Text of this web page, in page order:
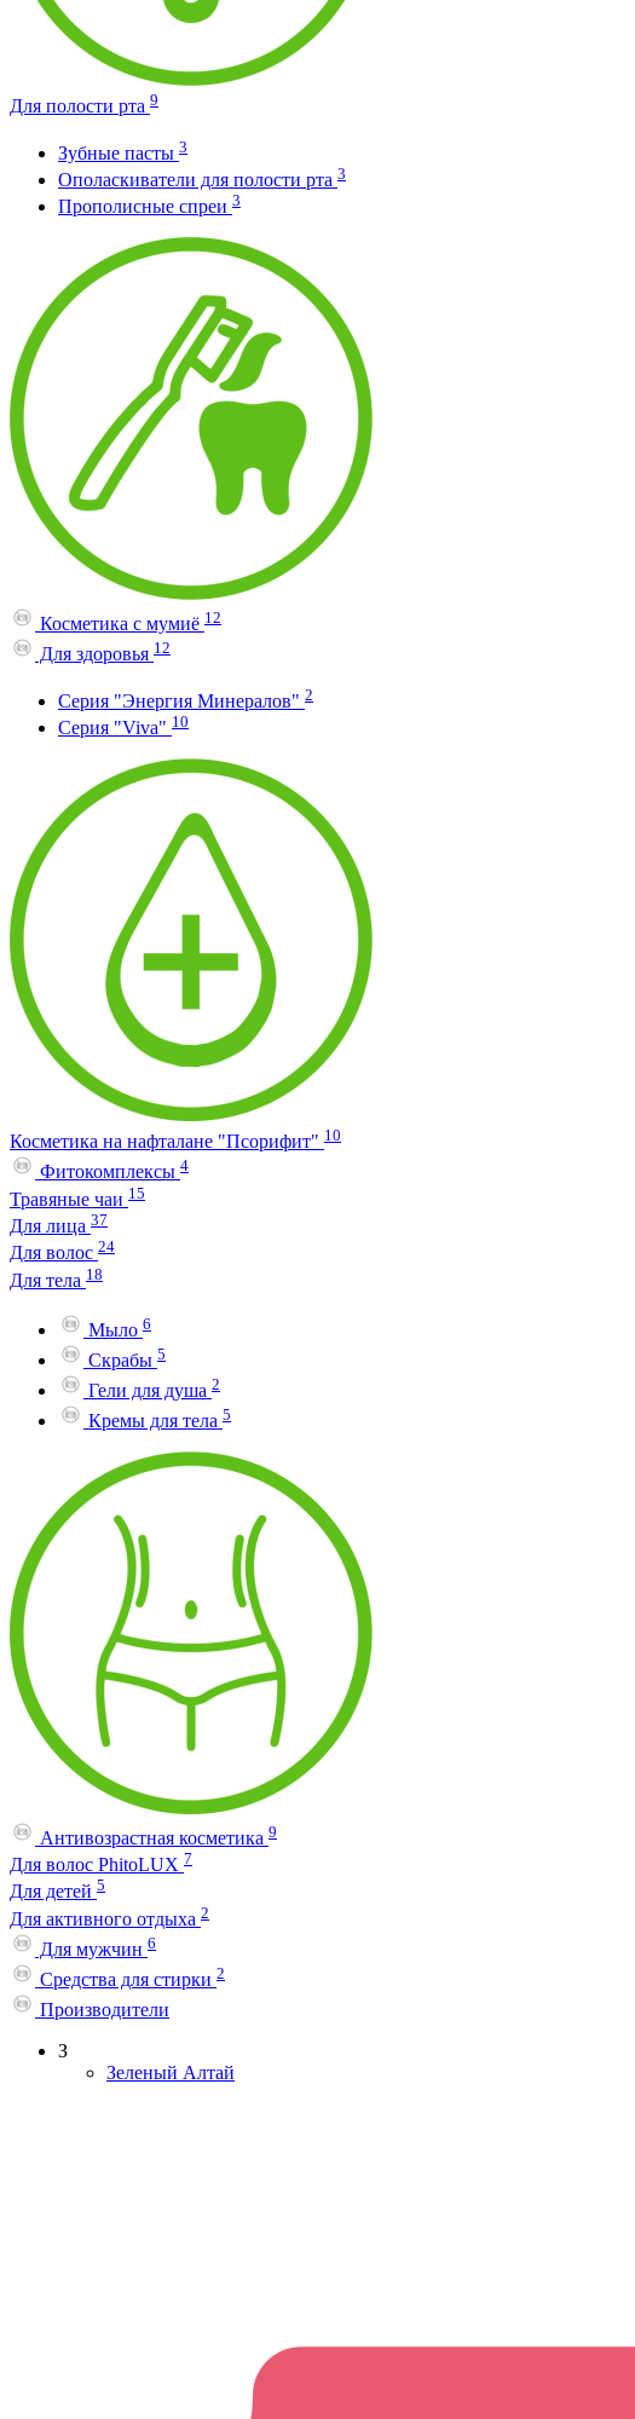
Для полости рта 9
Зубные пасты 3
Ополаскиватели для полости рта 3
Прополисные спреи 3
Косметика с мумиё 12
Для здоровья 12
Серия "Энергия Минералов" 2
Серия "Viva" 10
Косметика на нафталане "Псорифит" 10
Фитокомплексы 4
Травяные чаи 15
Для лица 37
Для волос 24
Для тела 18
Мыло 6
Скрабы 5
Гели для душа 2
Кремы для тела 5
Антивозрастная косметика 9
Для волос PhitoLUX 7
Для детей 5
Для активного отдыха 2
Для мужчин 6
Средства для стирки 2
Производители
З
Зеленый Алтай